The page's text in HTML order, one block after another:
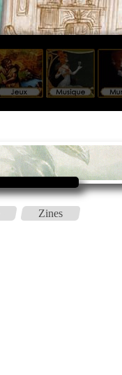
Zines